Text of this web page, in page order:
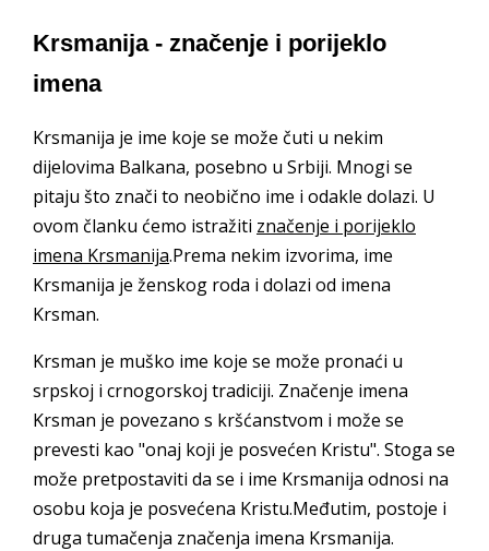
Krsmanija - značenje i porijeklo
imena
Krsmanija je ime koje se može čuti u nekim
dijelovima Balkana, posebno u Srbiji. Mnogi se
pitaju što znači to neobično ime i odakle dolazi. U
ovom članku ćemo istražiti značenje i porijeklo
imena Krsmanija.Prema nekim izvorima, ime
Krsmanija je ženskog roda i dolazi od imena
Krsman.
Krsman je muško ime koje se može pronaći u
srpskoj i crnogorskoj tradiciji. Značenje imena
Krsman je povezano s kršćanstvom i može se
prevesti kao "onaj koji je posvećen Kristu". Stoga se
može pretpostaviti da se i ime Krsmanija odnosi na
osobu koja je posvećena Kristu.Međutim, postoje i
druga tumačenja značenja imena Krsmanija.